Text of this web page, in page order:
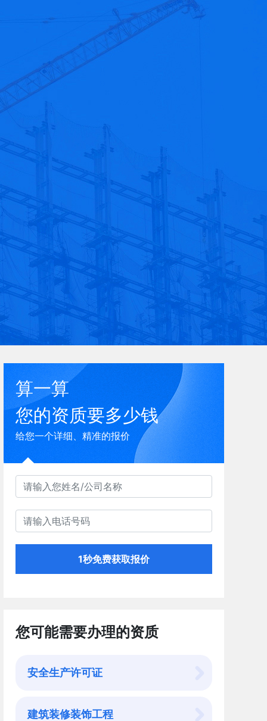
算一算
您的资质要多少钱
给您一个详细、精准的报价
1秒免费获取报价
您可能需要办理的资质
安全生产许可证
建筑装修装饰工程